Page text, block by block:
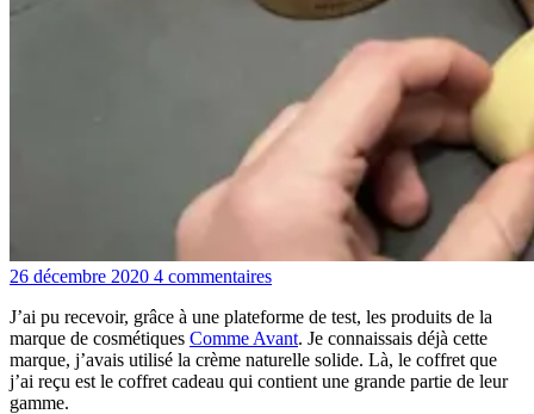
26 décembre 2020 4 commentaires
J’ai pu recevoir, grâce à une plateforme de test, les produits de la
marque de cosmétiques Comme Avant. Je connaissais déjà cette
marque, j’avais utilisé la crème naturelle solide. Là, le coffret que
j’ai reçu est le coffret cadeau qui contient une grande partie de leur
gamme.